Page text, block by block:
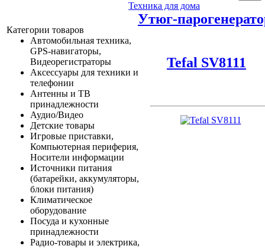
Категории товаров
Автомобильная техника,
GPS-навигаторы,
Видеорегистраторы
Аксессуары для техники и
телефонии
Антенны и ТВ
принадлежности
Аудио/Видео
Детские товары
Игровые приставки,
Компьютерная периферия,
Носители информации
Источники питания
(батарейки, аккумуляторы,
блоки питания)
Климатическое
оборудование
Посуда и кухонные
принадлежности
Радио-товары и электрика,
Техника для дома
Утюг-
Tefal SV8111